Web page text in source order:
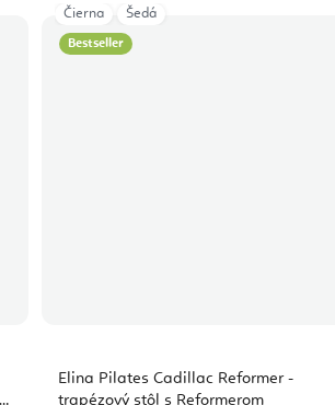
Bestseller
Elina Pilates Cadillac Reformer -
trapézový stôl s Reformerom
Čierna Šedá